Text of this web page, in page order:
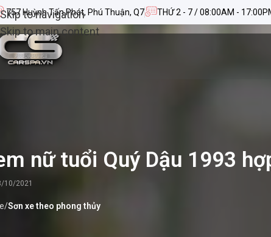
Skip to navigation
Skip to main content
757 Huỳnh Tấn Phát, Phú Thuận, Q7 THỨ 2 - 7 / 08:00AM -
nữ tuổi Quý Dậu 1993
10/2021
/Sơn xe theo phong thủy